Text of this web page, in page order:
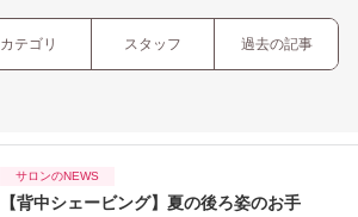
カテゴリ スタッフ 過去の記事
サロンのNEWS
【背中シェービング】夏の後ろ姿のお手